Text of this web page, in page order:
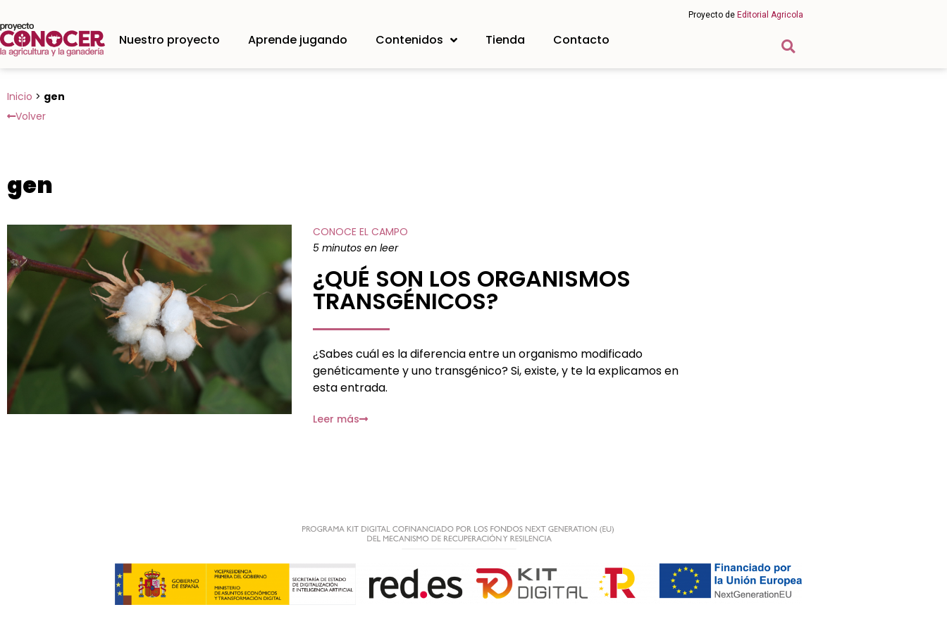
Proyecto de Editorial Agricola
Nuestro proyecto Aprende jugando Contenidos Tienda Contacto
Inicio > gen
Volver
gen
CONOCE EL CAMPO
5 minutos en leer
¿QUÉ SON LOS ORGANISMOS
TRANSGÉNICOS?
¿Sabes cuál es la diferencia entre un organismo modificado
genéticamente y uno transgénico? Si, existe, y te la explicamos en
esta entrada.
Leer más